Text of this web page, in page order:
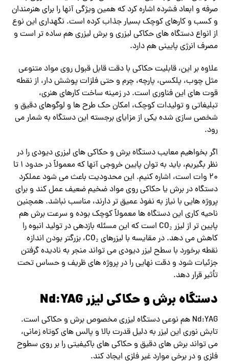
صرفه و ابعاد فشرده اشاره کرد که همین ویژگی آنها را برای هنرمندان
و کسب‌ و کارهای کوچک بسیار جذاب کرده است. نگهداری این نوع
از انواع دستگاه های حکاکی لیزری و برش لیزری هم ساده ‌تر است و
مصرف انرژی پایینی هم دارد.
علاوه بر این، قابلیت حکاکی با دقت قابل‌ قبول روی مواد متنوعی
مثل چوب، پلکسی، پارچه، چرم و حتی فلزات پوشش ‌دار، از نقطه
قوت ‌های این فناوری است. در زمینه ساخت کارهای هنری،
تبلیغاتی و تولیدات کوچک، امکان حک طرح ‌ها و لوگوهای دقیق و
شخصی ‌سازی‌ شده یکی از مزایای برجسته این دستگاه به ‌شمار می‌
رود.
اگر بخواهیم معایب دستگاه برش و حکاکی های لیزری دیودی را در
نظر بگیریم، باید به توان پایین خروجی آنها که معمولاً در حدود ۱ تا
۲۰ وات است، اشاره کنیم. این محدودیت باعث می‌ شود عملکرد
دستگاه در برش یا حکاکی روی مواد ضخیم‌ ضعیف عمل کند و برای
پروژه‌ هایی با نیاز به نفوذ عمیق تر دارند، مناسب نباشد. همچنین
ناحیه کاری این دستگاه‌ ها معمولاً کوچک بوده و سرعت برش هم
پایین ‌تر از لیزر CO₂ است که این مسئله بازدهی در تولید انبوه را
کاهش می‌ دهد. در مقایسه با لیزرهای CO₂، بزرگتر بودن اندازه
نقطه برخورد با سطح لیزر دیودی می ‌تواند منجر به نادیده گرفتن
جزئیات شود و دقت نهایی را در پروژه‌ های ظریف و حساس تحت
تأثیر قرار دهد.
دستگاه برش و حکاکی لیزر Nd:YAG
Nd:YAG هم نوعی دستگاه لیزری مخصوص برش و حکاکی است.
تابش نوری این لیزر به‌ دلیل قدرت بالا و پالس ‌های کوتاه زمانی،
می ‌تواند برش‌ های دقیق و حکاکی ‌های باکیفیتی را بر روی سطوح
فلزی و در برخی موارد غیر فلزی ایجاد کند.